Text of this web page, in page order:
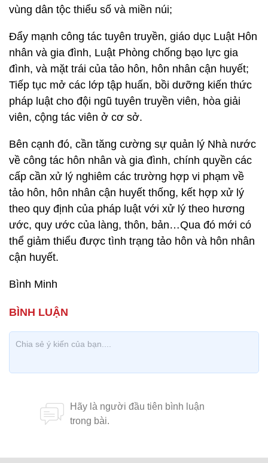
vùng dân tộc thiểu số và miền núi;
Đẩy mạnh công tác tuyên truyền, giáo dục Luật Hôn
nhân và gia đình, Luật Phòng chống bạo lực gia
đình, và mặt trái của tảo hôn, hôn nhân cận huyết;
Tiếp tục mở các lớp tập huấn, bồi dưỡng kiến thức
pháp luật cho đội ngũ tuyên truyền viên, hòa giải
viên, cộng tác viên ở cơ sở.
Bên cạnh đó, cần tăng cường sự quản lý Nhà nước
về công tác hôn nhân và gia đình, chính quyền các
cấp cần xử lý nghiêm các trường hợp vi phạm về
tảo hôn, hôn nhân cận huyết thống, kết hợp xử lý
theo quy định của pháp luật với xử lý theo hương
ước, quy ước của làng, thôn, bản…Qua đó mới có
thể giảm thiểu được tình trạng tảo hôn và hôn nhân
cận huyết.
Bình Minh